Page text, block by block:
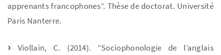
apprenants francophones”. Thèse de doctorat. Université
Paris Nanterre.
Viollain, C. (2014). “Sociophonologie de l’anglais